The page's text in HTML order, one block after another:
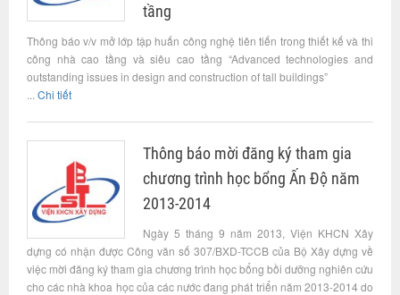
tầng
Thông báo v/v mở lớp tập huấn công nghệ tiên tiến trong thiết kế và thi
công nhà cao tầng và siêu cao tầng “Advanced technologies and
outstanding issues in design and construction of tall buildings”
... Chi tiết
Thông báo mời đăng ký tham gia
chương trình học bổng Ấn Độ năm
2013-2014
Ngày 5 tháng 9 năm 2013, Viện KHCN Xây
dựng có nhận được Công văn số 307/BXD-TCCB của Bộ Xây dựng về
việc mời đăng ký tham gia chương trình học bổng bồi dưỡng nghiên cứu
cho các nhà khoa học của các nước đang phát triển năm 2013-2014 do